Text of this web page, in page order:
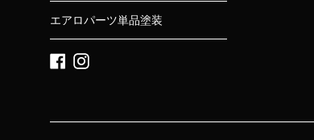
エアロパーツ単品塗装
FacebookInstagram